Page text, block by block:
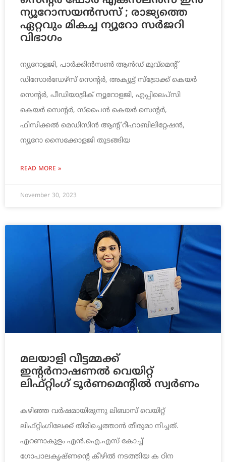
ന്യൂറോസയന്‍സസ് ; രാജ്യത്തെ
ഏറ്റവും മികച്ച ന്യൂറോ സര്‍ജറി
വിഭാഗം
ന്യൂറോളജി, പാര്‍ക്കിന്‍സണ്‍ ആന്‍ഡ് മൂവ്‌മെന്റ്
ഡിസോര്‍ഡേഴ്‌സ് സെന്റര്‍, അക്യൂട്ട് സ്‌ട്രോക്ക് കെയര്‍
സെന്റര്‍, പീഡിയാട്രിക് ന്യൂറോളജി, എപ്പിലെപ്‌സി
കെയര്‍ സെന്റര്‍, സ്‌പൈന്‍ കെയര്‍ സെന്റര്‍,
ഫിസിക്കല്‍ മെഡിസിന്‍ ആന്റ് റീഹാബിലിറ്റേഷന്‍,
ന്യൂറോ സൈക്കോളജി തുടങ്ങിയ
READ MORE »
November 30, 2023
മലയാളി വീട്ടമ്മക്ക്
ഇന്റര്‍നാഷണല്‍ വെയിറ്റ്
ലിഫ്റ്റിംഗ് ടൂര്‍ണമെന്റില്‍ സ്വര്‍ണം
കഴിഞ്ഞ വര്‍ഷമായിരുന്നു ലിബാസ് വെയിറ്റ്
ലിഫ്റ്റിംഗിലേക്ക് തിരിച്ചെത്താന്‍ തീരുമാ നിച്ചത്.
എറണാകുളം എന്‍.ഐ.എസ് കോച്ച്
ഗോപാലകൃഷ്ണന്റെ കീഴില്‍ നടത്തിയ ക ഠിന